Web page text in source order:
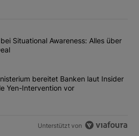
der am meisten kommentierten
Titel "Margin Calls bei Situational
Situational Awareness: Alles über
Titel "US-Finanzministerium bereitet
bereitet Banken laut Insider
Yen-Intervention vor
Unterstützt von